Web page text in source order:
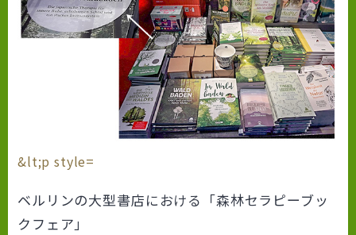
&lt;p style=
ベルリンの大型書店における「森林セラピーブッ
クフェア」